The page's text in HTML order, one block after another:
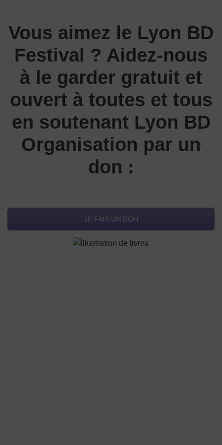
Vous aimez le Lyon BD
Festival ? Aidez-nous
à le garder gratuit et
ouvert à toutes et tous
en soutenant Lyon BD
Organisation par un
don :
JE FAIS UN DON